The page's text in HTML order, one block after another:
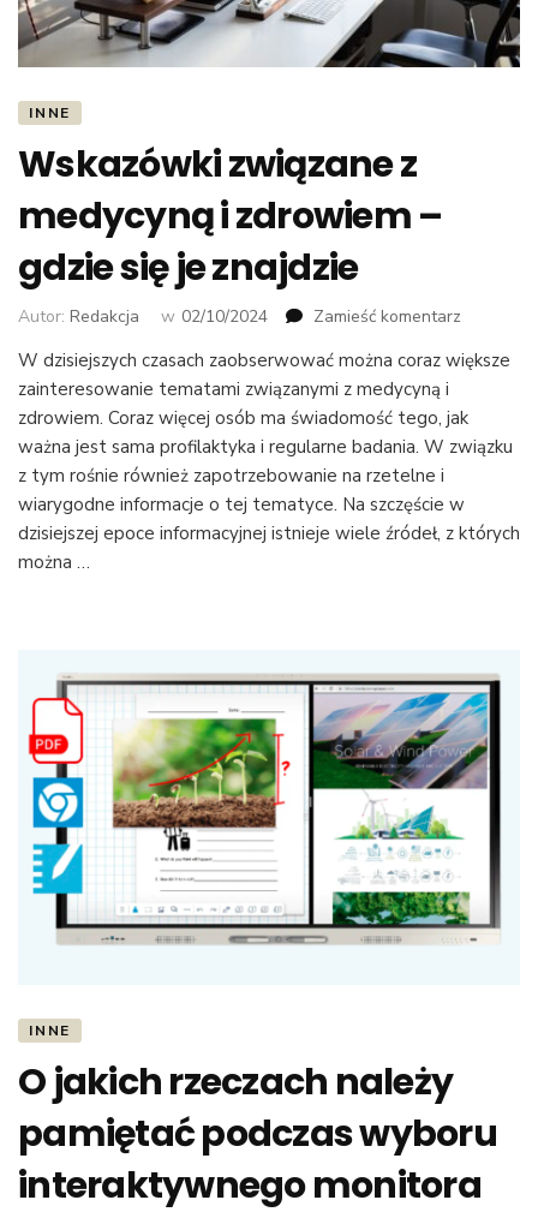
INNE
Wskazówki związane z
medycyną i zdrowiem –
gdzie się je znajdzie
Autor: Redakcja w 02/10/2024 Zamieść komentarz
z
medycyną
–
gdzie
W dzisiejszych czasach zaobserwować można coraz większe
zainteresowanie tematami związanymi z medycyną i
zdrowiem. Coraz więcej osób ma świadomość tego, jak
ważna jest sama profilaktyka i regularne badania. W związku
z tym rośnie również zapotrzebowanie na rzetelne i
wiarygodne informacje o tej tematyce. Na szczęście w
dzisiejszej epoce informacyjnej istnieje wiele źródeł, z których
można …
INNE
O jakich rzeczach należy
pamiętać podczas wyboru
interaktywnego monitora